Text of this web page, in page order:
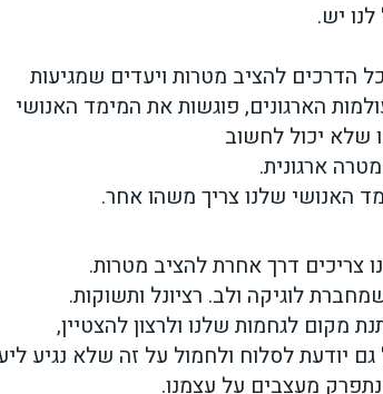
יש.
הדרכים להציב מטרות ויעדים שמגיעות
הארגונים, פוגשות את המימד האנושי
שלא יכול לחשוב
ארגונית.
האנושי שלנו צריך משהו אחר.
צריכים דרך אחרת להציב מטרות.
לוגיקה ולב. רציונל ותשוקות.
מקום לגחמות שלנו ולרצון להצטיין,
יודעת לסלוח ולחמול על זה שלא נגיע
מעצבים על עצמנו.